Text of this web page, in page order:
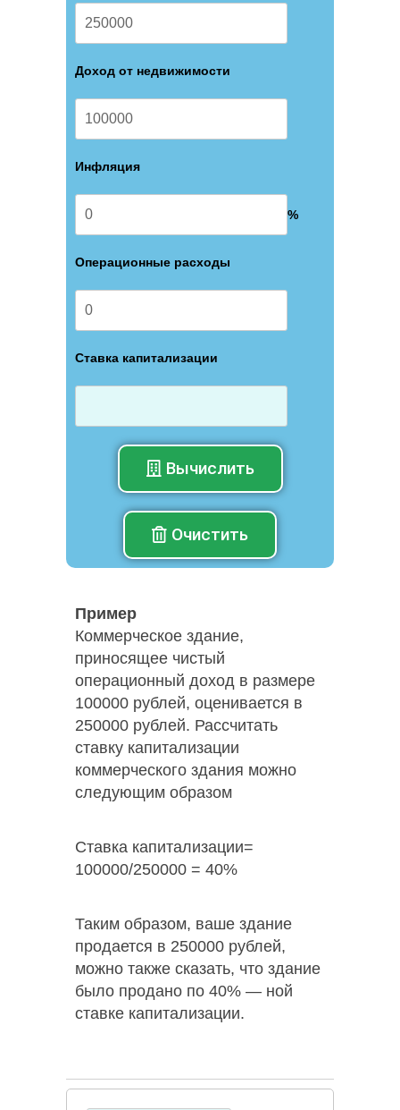
Доход от недвижимости
Инфляция
%
Операционные расходы
Ставка капитализации
Вычислить
Очистить
Пример
Коммерческое здание,
приносящее чистый
операционный доход в размере
100000 рублей, оценивается в
250000 рублей. Рассчитать
ставку капитализации
коммерческого здания можно
следующим образом
Ставка капитализации=
100000/250000 = 40%
Таким образом, ваше здание
продается в 250000 рублей,
можно также сказать, что здание
было продано по 40% — ной
ставке капитализации.